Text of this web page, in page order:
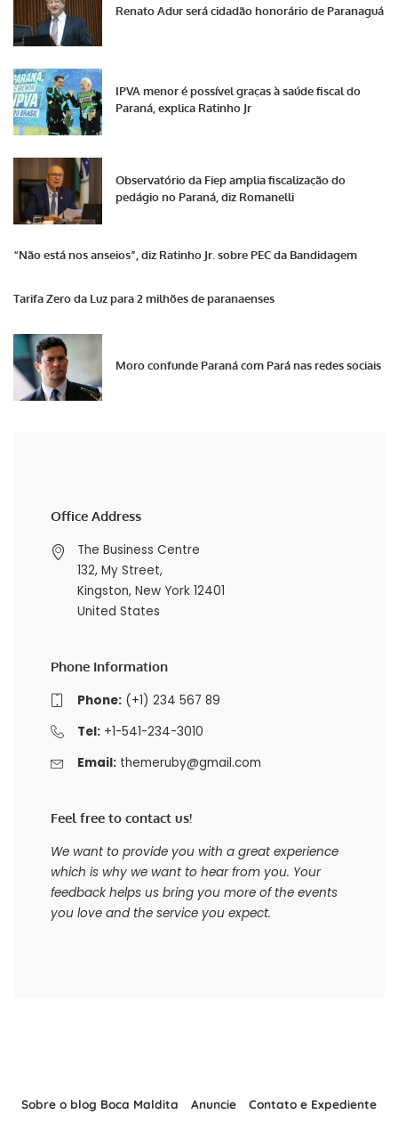
Renato Adur será cidadão honorário de Paranaguá
IPVA menor é possível graças à saúde fiscal do
Paraná, explica Ratinho Jr
Observatório da Fiep amplia fiscalização do
pedágio no Paraná, diz Romanelli
“Não está nos anseios”, diz Ratinho Jr. sobre PEC da Bandidagem
Tarifa Zero da Luz para 2 milhões de paranaenses
Moro confunde Paraná com Pará nas redes sociais
Office Address
The Business Centre
132, My Street,
Kingston, New York 12401
United States
Phone Information
Phone:(+1) 234 567 89
Tel:+1-541-234-3010
Email: themeruby@gmail.com
Feel free to contact us!
We want to provide you with a great experience
which is why we want to hear from you. Your
feedback helps us bring you more of the events
you love and the service you expect.
Sobre o blog Boca Maldita Anuncie
Contato e Expediente